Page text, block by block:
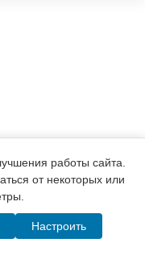
Позвонить
работы сайта.
от некоторых или
Настроить